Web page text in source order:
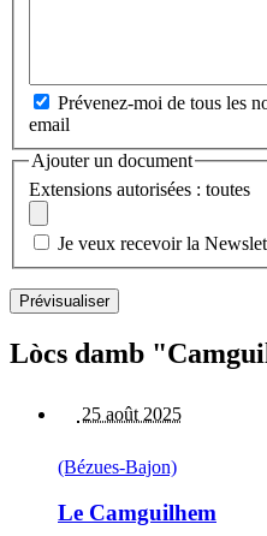
Prévenez-moi de tous les
email
Ajouter un document
Extensions autorisées : toutes
Je veux recevoir la
Lòcs damb
25 août 2025
(Bézues-Bajon)
Le Camguilhem